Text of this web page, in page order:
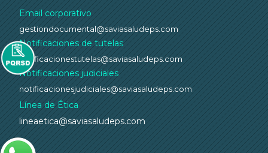
Email corporativo
gestiondocumental@saviasaludeps.com
Notificaciones de tutelas
notificacionestutelas@saviasaludeps.com
Notificaciones judiciales
notificacionesjudiciales@saviasaludeps.com
Línea de Ética
lineaetica@saviasaludeps.com